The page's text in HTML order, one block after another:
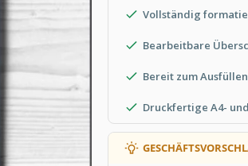
Vollständig
Bearbeitbare
Bereit zum
Druckfertige A4-